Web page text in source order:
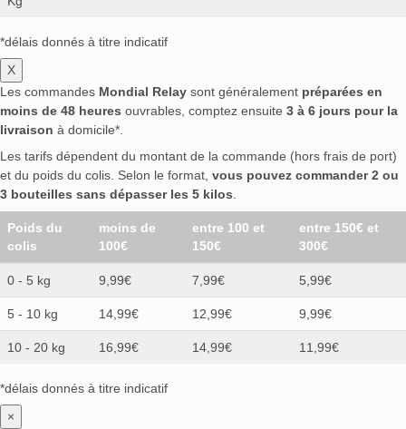
*délais donnés à titre indicatif
X
Les commandes Mondial Relay sont généralement préparées en
moins de 48 heures ouvrables, comptez ensuite 3 à 6 jours pour la
livraison à domicile*.
Les tarifs dépendent du montant de la commande (hors frais de port)
et du poids du colis. Selon le format, vous pouvez commander 2 ou
3 bouteilles sans dépasser les 5 kilos
Poids du
colis
moins de
100€
entre 100 et
150€
entre 150€ et
300€
0 - 5 kg 9,99€ 7,99€ 5,99€
5 - 10 kg 14,99€ 12,99€ 9,99€
10 - 20 kg 16,99€ 14,99€ 11,99€
*délais donnés à titre indicatif
×